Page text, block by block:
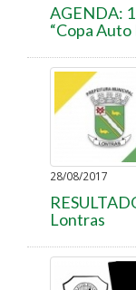
AGENDA:
“Copa Auto
28/08/2017
Lontras